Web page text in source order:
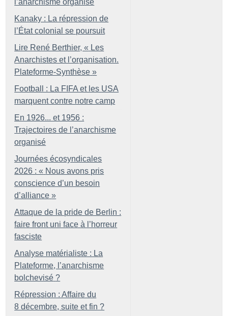
l’anarchisme organisé
Kanaky : La répression de
l’État colonial se poursuit
Lire René Berthier, « Les
Anarchistes et l’organisation.
Plateforme-Synthèse »
Football : La FIFA et les USA
marquent contre notre camp
En 1926... et 1956 :
Trajectoires de l’anarchisme
organisé
Journées écosyndicales
2026 : « Nous avons pris
conscience d’un besoin
d’alliance »
Attaque de la pride de Berlin :
faire front uni face à l’horreur
fasciste
Analyse matérialiste : La
Plateforme, l’anarchisme
bolchevisé ?
Répression : Affaire du
8 décembre, suite et fin ?